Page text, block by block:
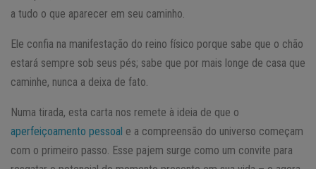
a tudo o que aparecer em seu caminho.
Ele confia na manifestação do reino físico porque sabe que o chão
estará sempre sob seus pés; sabe que por mais longe de casa que
caminhe, nunca a deixa de fato.
Numa tirada, esta carta nos remete à ideia de que o
aperfeiçoamento pessoal e a compreensão do universo começam
com o primeiro passo. Esse pajem surge como um convite para